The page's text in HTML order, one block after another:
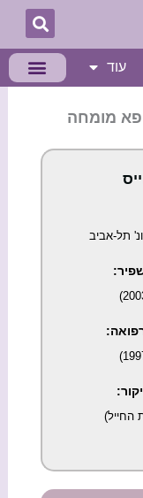
עוד
מומחה
תל-אביב
החייל)​